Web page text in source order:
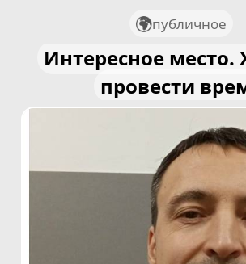
публичное
Интересное
провести